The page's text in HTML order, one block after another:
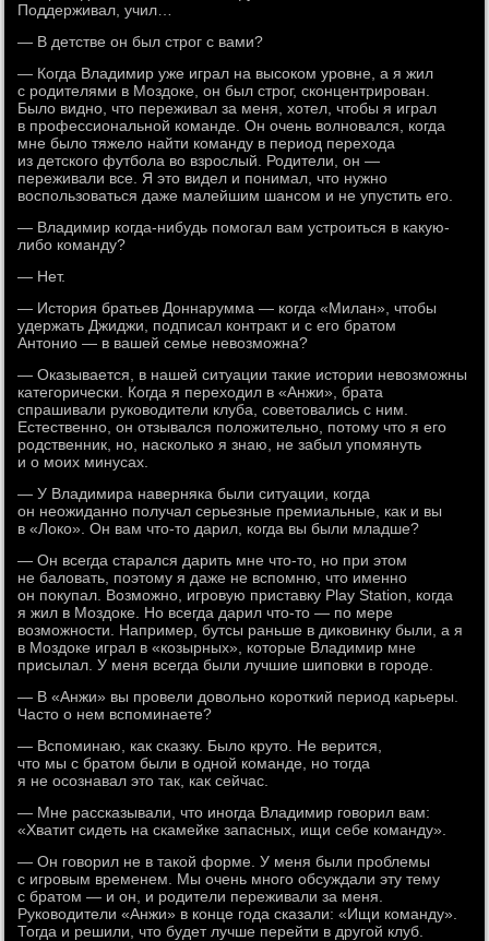
Поддерживал, учил…
— В детстве он был строг с вами?
— Когда Владимир уже играл на высоком уровне, а я жил
с родителями в Моздоке, он был строг, сконцентрирован.
Было видно, что переживал за меня, хотел, чтобы я играл
в профессиональной команде. Он очень волновался, когда
мне было тяжело найти команду в период перехода
из детского футбола во взрослый. Родители, он —
переживали все. Я это видел и понимал, что нужно
воспользоваться даже малейшим шансом и не упустить его.
— Владимир когда-нибудь помогал вам устроиться в какую-
либо команду?
— Нет.
— История братьев Доннарумма — когда «Милан», чтобы
удержать Джиджи, подписал контракт и с его братом
Антонио — в вашей семье невозможна?
— Оказывается, в нашей ситуации такие истории невозможны
категорически. Когда я переходил в «Анжи», брата
спрашивали руководители клуба, советовались с ним.
Естественно, он отзывался положительно, потому что я его
родственник, но, насколько я знаю, не забыл упомянуть
и о моих минусах.
— У Владимира наверняка были ситуации, когда
он неожиданно получал серьезные премиальные, как и вы
в «Локо». Он вам что-то дарил, когда вы были младше?
— Он всегда старался дарить мне что-то, но при этом
не баловать, поэтому я даже не вспомню, что именно
он покупал. Возможно, игровую приставку Play Station, когда
я жил в Моздоке. Но всегда дарил что-то — по мере
возможности. Например, бутсы раньше в диковинку были, а я
в Моздоке играл в «козырных», которые Владимир мне
присылал. У меня всегда были лучшие шиповки в городе.
— В «Анжи» вы провели довольно короткий период карьеры.
Часто о нем вспоминаете?
— Вспоминаю, как сказку. Было круто. Не верится,
что мы с братом были в одной команде, но тогда
я не осознавал это так, как сейчас.
— Мне рассказывали, что иногда Владимир говорил вам:
«Хватит сидеть на скамейке запасных, ищи себе команду».
— Он говорил не в такой форме. У меня были проблемы
с игровым временем. Мы очень много обсуждали эту тему
с братом — и он, и родители переживали за меня.
Руководители «Анжи» в конце года сказали: «Ищи команду».
Тогда и решили, что будет лучше перейти в другой клуб.